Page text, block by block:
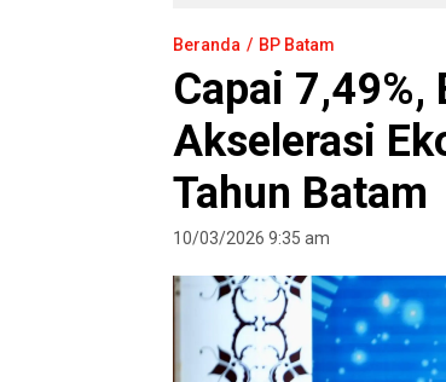
Beranda BP Batam
Capai
Akselerasi
Tahun Batam
10/03/2026 9:35 am